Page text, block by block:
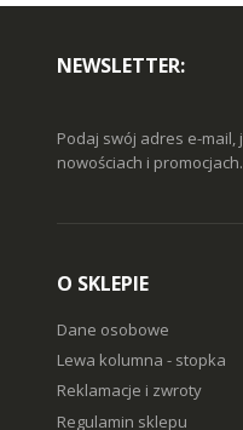
NEWSLETTER:
Podaj swój adres e-
nowościach i promocjach.
O SKLEPIE
Dane osobowe
Lewa kolumna - stopka
Reklamacje i zwroty
Regulamin sklepu